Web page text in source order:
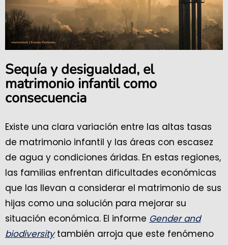
Sequía y desigualdad, el
matrimonio infantil como
consecuencia
Existe una clara variación entre las altas tasas
de matrimonio infantil y las áreas con escasez
de agua y condiciones áridas. En estas regiones,
las familias enfrentan dificultades económicas
que las llevan a considerar el matrimonio de sus
hijas como una solución para mejorar su
situación económica. El informe Gender and
biodiversitytambién arroja que este fenómeno